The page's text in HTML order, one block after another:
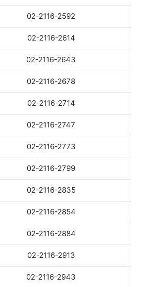
02-2116-2592
02-2116-2614
02-2116-2643
02-2116-2678
02-2116-2714
02-2116-2747
02-2116-2773
02-2116-2799
02-2116-2835
02-2116-2854
02-2116-2884
02-2116-2913
02-2116-2943